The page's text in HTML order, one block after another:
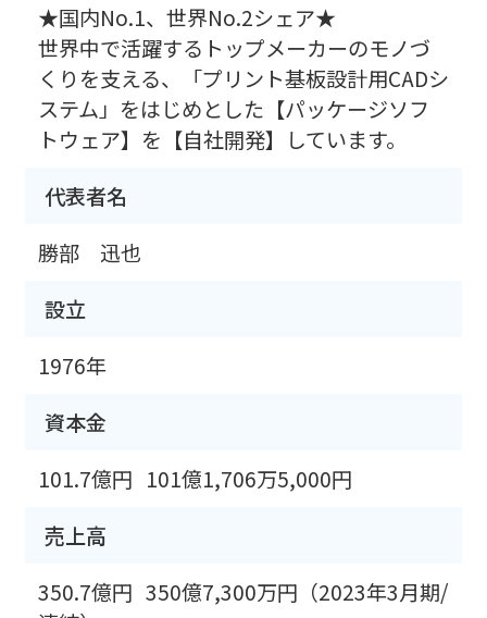
★国内No.1、世界No.2シェア★
世界中で活躍するトップメーカーのモノづ
くりを支える、「プリント基板設計用CADシ
ステム」をはじめとした【パッケージソフ
トウェア】を【自社開発】しています。
代表者名
勝部 迅也
設立
1976年
資本金
101.7億円 101億1,706万5,000円
売上高
350.7億円 350億7,300万円（2023年3月期/